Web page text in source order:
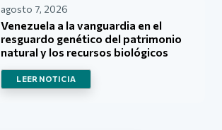
agosto 7, 2026
Venezuela a la vanguardia en el
resguardo genético del patrimonio
natural y los recursos biológicos
LEER NOTICIA